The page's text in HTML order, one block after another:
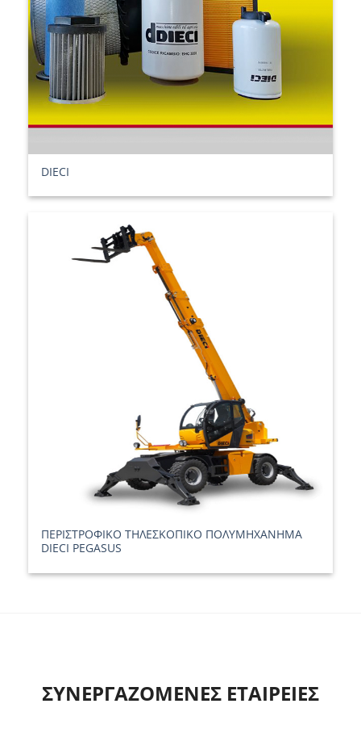
DIECI
ΠΕΡΙΣΤΡΟΦΙΚΟ ΤΗΛΕΣΚΟΠΙΚΟ ΠΟΛΥΜΗΧΑΝΗΜΑ
DIECI PEGASUS
ΣΥΝΕΡΓΑΖΟΜΕΝΕΣ ΕΤΑΙΡΕΙΕΣ